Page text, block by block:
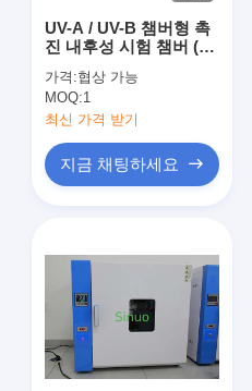
UV-A / UV-B 챔버형 촉
진 내후성 시험 챔버 (재
가격:협상 가능
MOQ:1
최신 가격 받기
지금 채팅하세요